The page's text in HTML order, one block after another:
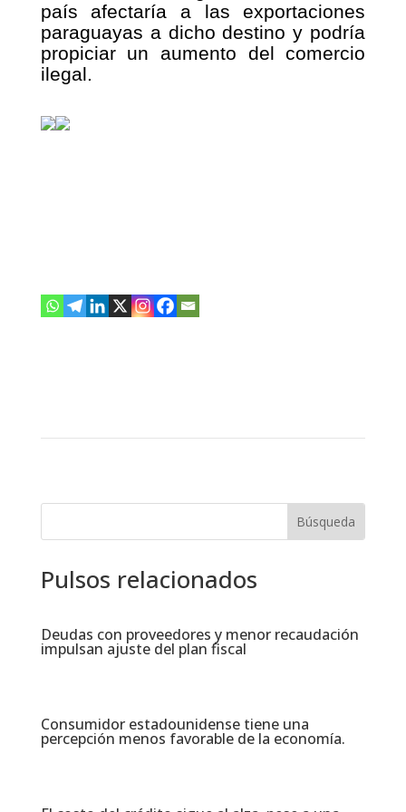
país afectaría a las exportaciones
paraguayas a dicho destino y podría
propiciar un aumento del comercio
ilegal.
Pulsos relacionados
Deudas con proveedores y menor recaudación
impulsan ajuste del plan fiscal​
Consumidor estadounidense tiene una
percepción menos favorable de la economía​.